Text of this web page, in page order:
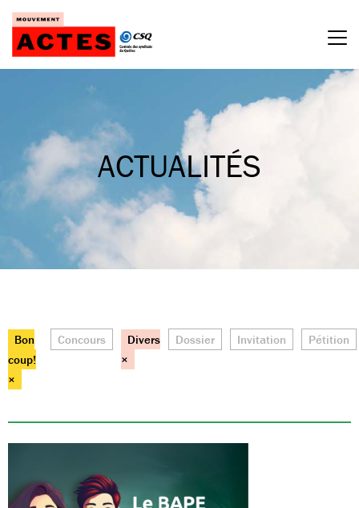
Passer
contenu
ACTUALITÉS
Bon
coup!
×
Concours
Divers
×
Dossier Invitation Pétition